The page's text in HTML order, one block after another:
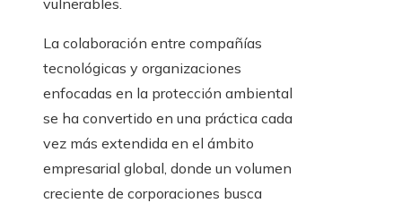
La colaboración entre compañías
tecnológicas y organizaciones
enfocadas en la protección ambiental
se ha convertido en una práctica cada
vez más extendida en el ámbito
empresarial global, donde un volumen
creciente de corporaciones busca